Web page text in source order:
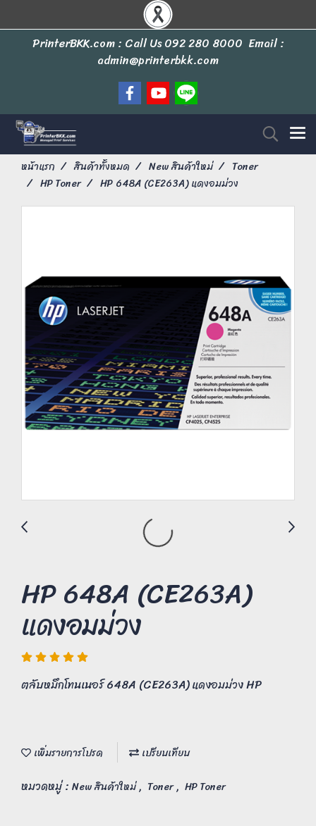
PrinterBKK.com : Call Us092 280 8000 Email :
admin@printerbkk.com
หน้าแรก สินค้าทั้งหมด New สินค้าใหม่
Toner
HP Toner
HP 648A (CE263A) แดงอมม่วง
HP 648A (CE263A)
แดงอมม่วง
ตลับหมึกโทนเนอร์ 648A (CE263A) แดงอมม่วง HP
เพิ่มรายการโปรด เปรียบเทียบ
หมวดหมู่ : New สินค้าใหม่, Toner, HP Toner